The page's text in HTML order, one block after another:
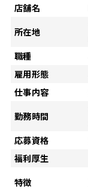
店舗名
所在地
職種
雇用形態
仕事内容
勤務時間
応募資格
福利厚生
特徴